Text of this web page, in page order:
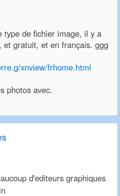
type de fichier image, il y a
gratuit, et en français. ggg
xnview/frhome.html
photos avec.
d'editeurs graphiques